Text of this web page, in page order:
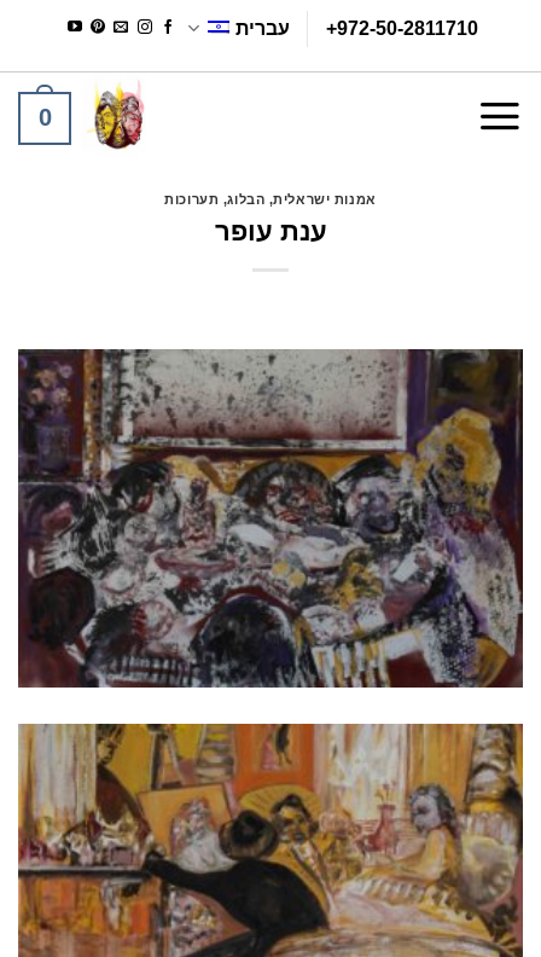
content
+972-50-2811710 עברית
0
אמנות ישראלית, הבלוג, תערוכות
ענת עופר